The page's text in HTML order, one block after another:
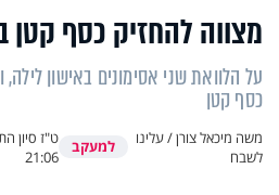
מצווה להחזיק כסף קטן
על הלוואת שני אסימונים באישון לילה,
כסף קטן
משה מיכאל צורן / עלינו
לשבח
למעקב ט"ז סיון
21:06